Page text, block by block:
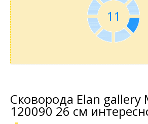
10
Сковорода Elan
120090 26 см